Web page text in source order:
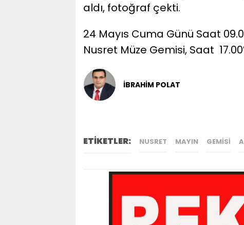
aldı, fotoğraf çekti.
24 Mayıs Cuma Günü Saat
Nusret Müze Gemisi, Saat
İBRAHİM POLAT
ETİKETLER: NUSRET MAYIN GEMISI